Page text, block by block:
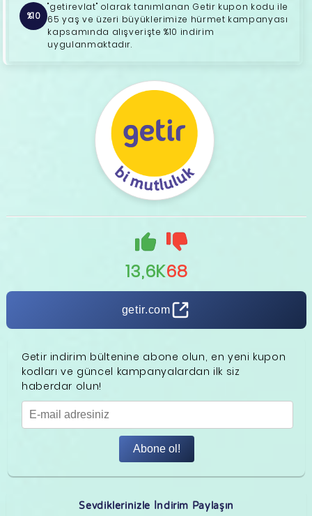
%10
"getirevlat" olarak tanımlanan Getir kupon kodu ile
65 yaş ve üzeri büyüklerimize hürmet kampanyası
kapsamında alışverişte %10 indirim
uygulanmaktadır.
13,6K68
getir.com
Getir indirim bültenine abone olun, en yeni kupon
kodları ve güncel kampanyalardan ilk siz
haberdar olun!
Abone ol!
Sevdiklerinizle İndirim Paylaşın